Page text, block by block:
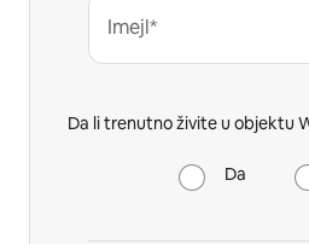
Imejl*
Da li trenutno živite u objektu
Da